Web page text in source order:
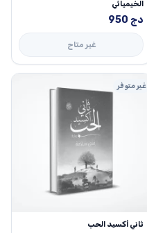
الخيميائي
950 دج
غير متاح
غير متوفر
ثاني أكسيد الحب